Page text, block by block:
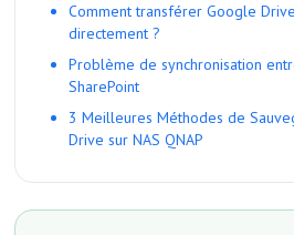
Comment transférer Google
directement ?
Problème de synchronisation
SharePoint
3 Meilleures Méthodes de
Drive sur NAS QNAP